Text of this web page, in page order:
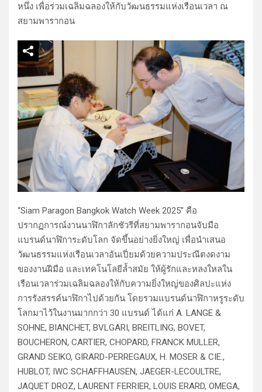
หนึ่ง เพื่อร่วมเฉลิมฉลองให้กับวัฒนธรรมแห่งเรือนเวลา ณ
สยามพารากอน
“Siam Paragon Bangkok Watch Week 2025” คือ
ปรากฏการณ์งานนาฬิกาลักชัวรีที่สยามพารากอนจับมือ
แบรนด์นาฬิการะดับโลก จัดขึ้นอย่างยิ่งใหญ่ เพื่อนำเสนอ
วัฒนธรรมแห่งเรือนเวลาอันเปี่ยมด้วยความประณีตงดงาม
ของงานฝีมือ และเทคโนโลยีล้ำสมัย ให้ผู้รักและหลงใหลใน
เรือนเวลาร่วมเฉลิมฉลองให้กับความยิ่งใหญ่ของศิลปะแห่ง
การรังสรรค์นาฬิกาไปด้วยกัน โดยรวมแบรนด์นาฬิกาหรูระดับ
โลกมาไว้ในงานมากกว่า 30 แบรนด์ ได้แก่ A. LANGE &
SOHNE, BIANCHET, BVLGARI, BREITLING, BOVET,
BOUCHERON, CARTIER, CHOPARD, FRANCK MULLER,
GRAND SEIKO, GIRARD-PERREGAUX, H. MOSER & CIE.,
HUBLOT, IWC SCHAFFHAUSEN, JAEGER-LECOULTRE,
JAQUET DROZ, LAURENT FERRIER, LOUIS ERARD, OMEGA,